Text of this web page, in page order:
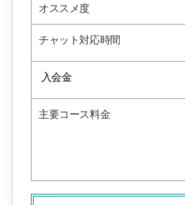
オススメ度
チャット対応時間
入会金
主要コース料金